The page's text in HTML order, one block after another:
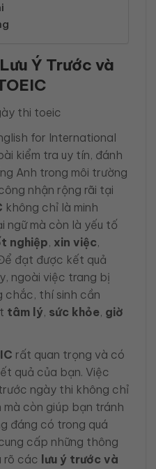
Ý Trước và
for International
kiểm tra uy tín, đánh
Anh trong môi trường
nhận rộng rãi tại
không chỉ là minh
ngữ mà còn là yếu tố
nghiệp, xin việc,
đạt được kết quả
ngoài việc trang bị
chắc, thí sinh cần
tâm lý, sức khỏe, giờ
rất quan trọng và có
quả của bạn. Việc
ngày thi không chỉ
còn giúp bạn tránh
đáng có trong quá
cấp những thông
rõ các lưu ý trước và